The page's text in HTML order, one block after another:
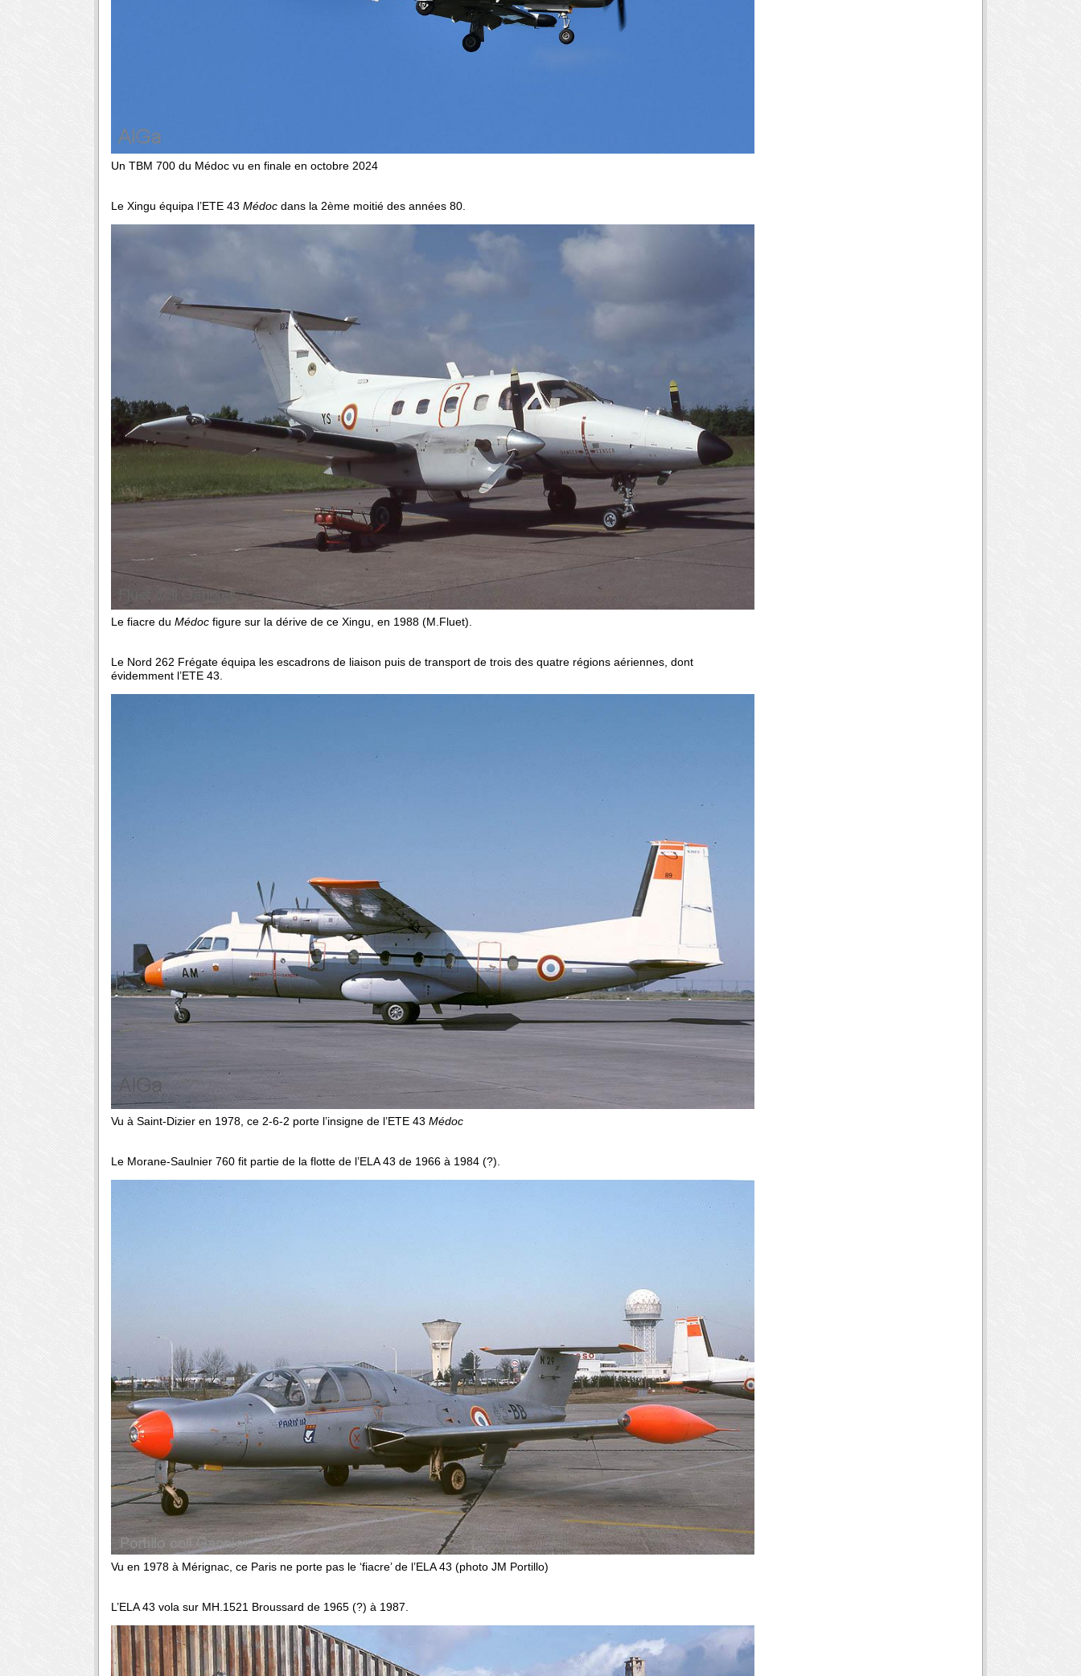
Un TBM 700 du Médoc vu en finale en octobre 2024
Le Xingu équipa l’ETE 43 Médoc dans la 2ème moitié des années 80.
Le fiacre du Médoc figure sur la dérive de ce Xingu, en 1988 (M.Fluet).
Le Nord 262 Frégate équipa les escadrons de liaison puis de transport de trois des quatre régions aériennes, dont
évidemment l’ETE 43.
Vu à Saint-Dizier en 1978, ce 2-6-2 porte l’insigne de l’ETE 43 Médoc
Le Morane-Saulnier 760 fit partie de la flotte de l’ELA 43 de 1966 à 1984 (?).
Vu en 1978 à Mérignac, ce Paris ne porte pas le ‘fiacre’ de l’ELA 43 (photo JM Portillo)
L’ELA 43 vola sur MH.1521 Broussard de 1965 (?) à 1987.